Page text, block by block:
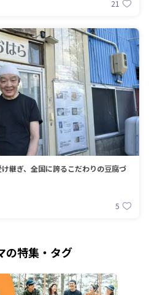
21
継ぎ、全国に誇るこだわりの豆腐づ
5
の特集・タグ